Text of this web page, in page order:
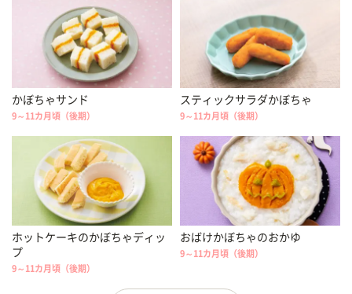
かぼちゃサンド
9～11カ月頃（後期）
スティックサラダかぼちゃ
9～11カ月頃（後期）
ホットケーキのかぼちゃディッ
プ
9～11カ月頃（後期）
おばけかぼちゃのおかゆ
9～11カ月頃（後期）